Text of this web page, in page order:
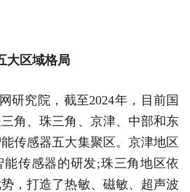
大区域格局
研究院，截至2024年，目前国
角、珠三角、京津、中部和东
传感器五大集聚区。京津地区
能传感器的研发;珠三角地区依
，打造了热敏、磁敏、超声波